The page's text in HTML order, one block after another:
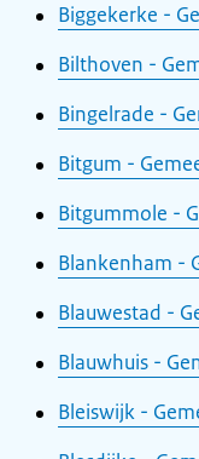
Biggekerke -
Bilthoven -
Bingelrade -
Bitgum -
Bitgummole -
Blankenham -
Blauwestad -
Blauwhuis -
Bleiswijk -